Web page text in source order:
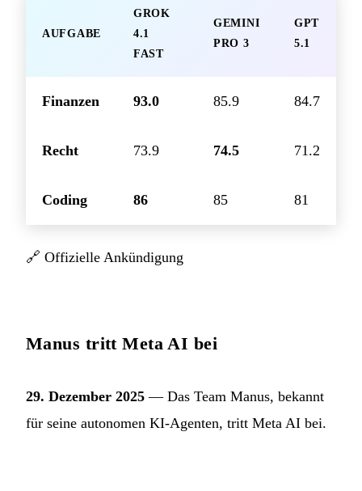
AUFGABE
GROK
4.1
FAST
GEMINI
PRO 3
GPT
5.1
Finanzen 93.0 85.9 84.7
Recht 73.9 74.5 71.2
Coding 86 85 81
🔗 Offizielle Ankündigung
Manus tritt Meta AI bei
29. Dezember 2025 — Das Team Manus, bekannt
für seine autonomen KI-Agenten, tritt Meta AI bei.